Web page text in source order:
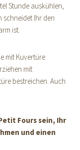
Stunde auskühlen,
schneidet Ihr den
ist.
mit Kuvertüre
mit
bestreichen. Auch
Fours sein, Ihr
und einen